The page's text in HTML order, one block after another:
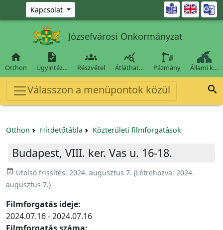
Ugrás a fő tartalomra
Kapcsolat 
Józsefvárosi Önkormányzat

Otthon

Ügyintéz…

Részvétel

Átláthat… Pázmány Állami k…
Válasszon a menüpontok közül 
Otthon Hirdetőtábla Közterületi filmforgatások
Budapest, VIII. ker. Vas u. 16-18.
event_available Utolsó frissítés: 2024. augusztus 7. (Létrehozva: 2024.
augusztus 7.)
Filmforgatás ideje:
2024.07.16 - 2024.07.16